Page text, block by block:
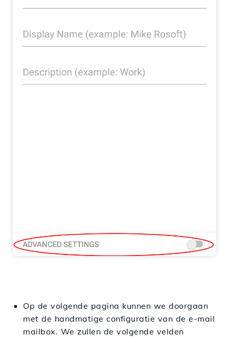
Op de volgende pagina kunnen we doorgaan
met de handmatige configuratie van de e-mail
mailbox. We zullen de volgende velden